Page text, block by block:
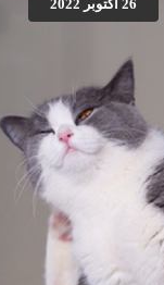
الرائعة فى هذا الصدد. ثانيا :
26 أكتوبر 2022